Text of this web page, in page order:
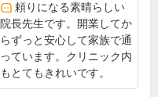
頼りになる素晴らしい
院長先生です。開業してか
らずっと安心して家族で通
っています。クリニック内
もとてもきれいです。